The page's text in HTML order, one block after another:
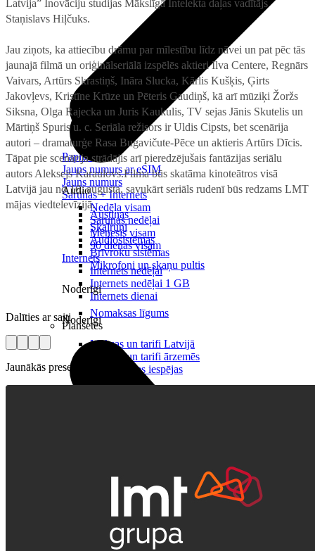
Papildināt
Jauns numurs ar eSIM
Jauns numurs
Sarunas + Internets
Nedēļa visam
Sarunas nedēļai
Mēnesis visam
90 dienas visam
Internets
Internets nedēļai
Internets nedēļai 1 GB
Internets dienai
Noderīgi
Maksas un tarifi Latvijā
Maksas un tarifi ārzemēs
LMT Kartes iespējas
Audio
Austiņas
Skaļruņi
Audiosistēmas
Brīvroku sistēmas
Mikrofoni un skaņu pultis
Noderīgi
Nomaksas līgums
Planšetes
Latvija” Inovāciju studijas Mākslīgā Intelekta daļas vadītājs
Staņislavs Hiļčuks.
Jau ziņots, ka attiecību drāmu par mīlestību līdz nāvei un pat pēc tās
jaunajā filmā un oriģinālseriālā izspēlēs aktieri Ilva Centere, Regnārs
Vaivars, Artūrs Skrastiņš, Ināra Slucka, Kārlis Kušķis, Ģirts
Jakovļevs, Kristīne Krūze un Pēteris Gaudiņš, kā arī mūziķi Žoržs
Siksna, Olga Rajecka un Juris Kaukulis, TV sejas Jānis Skutelis un
Mārtiņš Spuris u. c. Seriāla režisors ir Uldis Cipsts, bet scenārija
autori – dramaturģe Rasa Bugavičute-Pēce un aktieris Artūrs Dīcis.
Tāpat pie scenārija strādājis arī pieredzējušais fantāzijas seriālu
autors Aleksejs Karaulovs.Filma būs skatāma kinoteātros visā
Latvijā jau no 16. augusta, savukārt seriāls rudenī būs redzams LMT
mājas viedtelevīzijā.
Dalīties ar saiti
Jaunākās preses relīzes